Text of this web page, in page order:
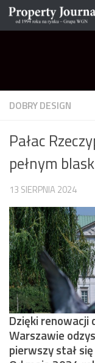
Skip to content
DOBRY DESIGN
Pałac
pełnym
13 SIERPNIA 2024
Dzięki renowacji
Warszawie
pierwszy stał